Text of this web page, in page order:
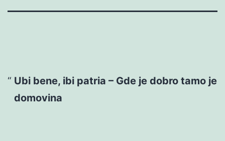
Ubi bene, ibi patria – Gde je dobro tamo je
domovina